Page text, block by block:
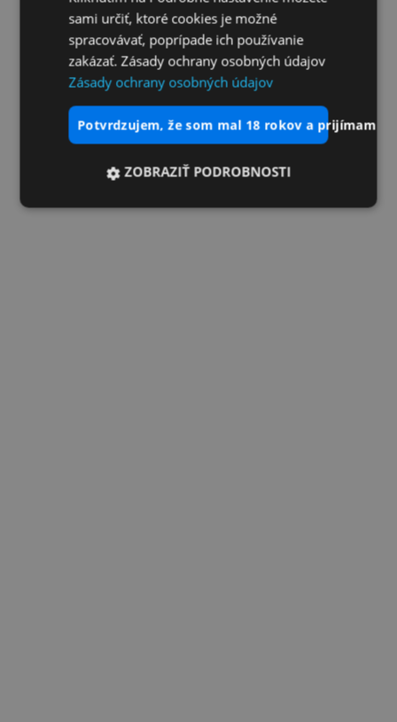
sami určiť, ktoré cookies je možné
spracovávať, poprípade ich používanie
zakázať. Zásady ochrany osobných údajov
Zásady ochrany osobných údajov
potvrdzujem, že som mal 18 rokov a prijímam
ZOBRAZIŤ PODROBNOSTI